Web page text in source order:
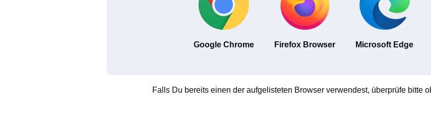
Google Chrome Firefox Browser Microsoft Edge
Falls Du bereits einen der aufgelisteten Browser verwendest, überprüfe bitte